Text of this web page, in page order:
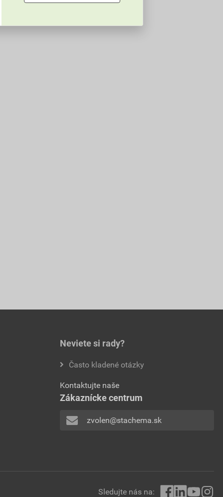
Neviete si rady?
Často kladené otázky
Kontaktujte naše
Zákaznícke centrum
zvolen@stachema.sk
Sledujte nás na: